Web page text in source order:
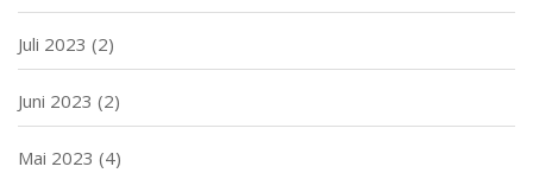
Juli 2023 (2)
Juni 2023 (2)
Mai 2023 (4)